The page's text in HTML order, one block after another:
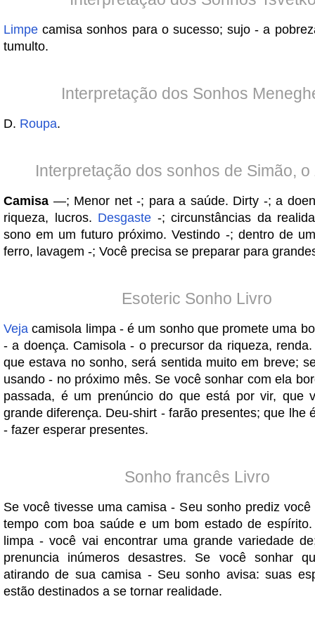
Limpe camisa sonhos para o sucesso; sujo - a
tumulto.
Interpretação dos Sonhos
D. Roupa.
Interpretação dos sonhos de Simão, o
Camisa —; Menor net -; para a saúde. Dirty -; a
riqueza, lucros. Desgaste -; circunstâncias da
sono em um futuro próximo. Vestindo -; dentro de
ferro, lavagem -; Você precisa se preparar para
Esoteric Sonho Livro
Veja camisola limpa - é um sonho que promete uma
- a doença. Camisola - o precursor da riqueza,
que estava no sonho, será sentida muito em breve;
usando - no próximo mês. Se você sonhar com ela
passada, é um prenúncio do que está por vir, que
grande diferença. Deu-shirt - farão presentes; que lhe
- fazer esperar presentes.
Sonho francês Livro
Se você tivesse uma camisa - Seu sonho prediz
tempo com boa saúde e um bom estado de
limpa - você vai encontrar uma grande variedade
prenuncia inúmeros desastres. Se você sonhar
atirando de sua camisa - Seu sonho avisa: suas
estão destinados a se tornar realidade.